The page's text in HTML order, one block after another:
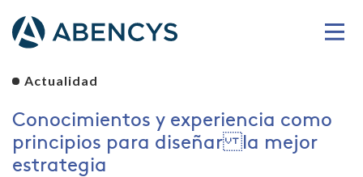
Actualidad
Conocimientos y experiencia como
principios para diseñar la mejor
estrategia